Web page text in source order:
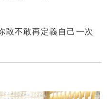
敢不敢再定義自己一次